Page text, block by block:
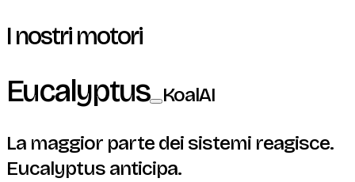
I nostri motori
Eucalyptus KoalAI
La maggior parte dei sistemi reagisce.
Eucalyptus anticipa.